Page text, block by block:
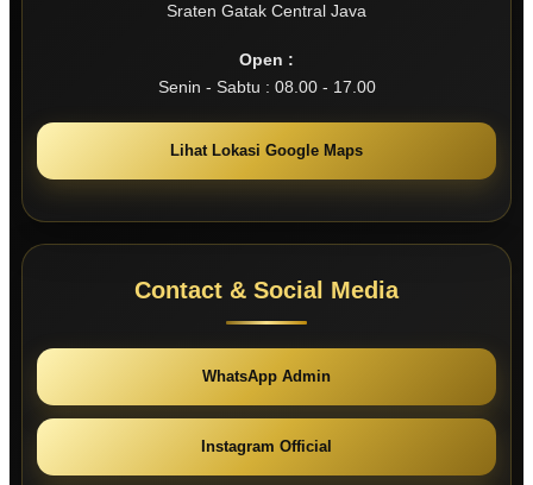
Sraten Gatak Central Java
Open :
Senin - Sabtu : 08.00 - 17.00
Lihat Lokasi Google Maps
Contact & Social Media
WhatsApp Admin
Instagram Official